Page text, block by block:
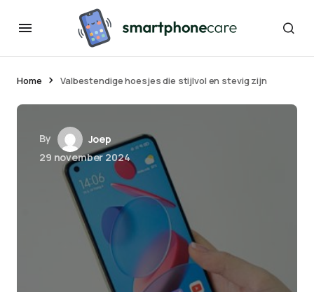
Home Valbestendige hoesjes die stijlvol en stevig zijn
By
Joep
29 november 2024